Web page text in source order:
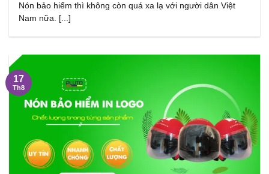
Nón bảo hiểm thì không còn quá xa lạ với người dân Việt
Nam nữa. [...]
17
Th8